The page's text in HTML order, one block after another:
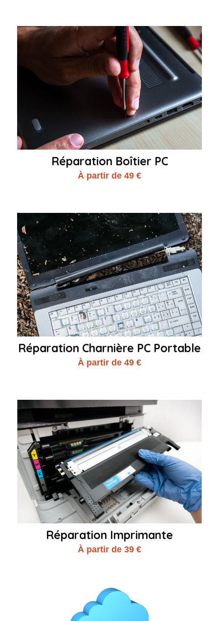
Réparation Boîtier PC
À partir de 49 €
Réparation Charnière PC Portable
À partir de 49 €
Réparation Imprimante
À partir de 39 €